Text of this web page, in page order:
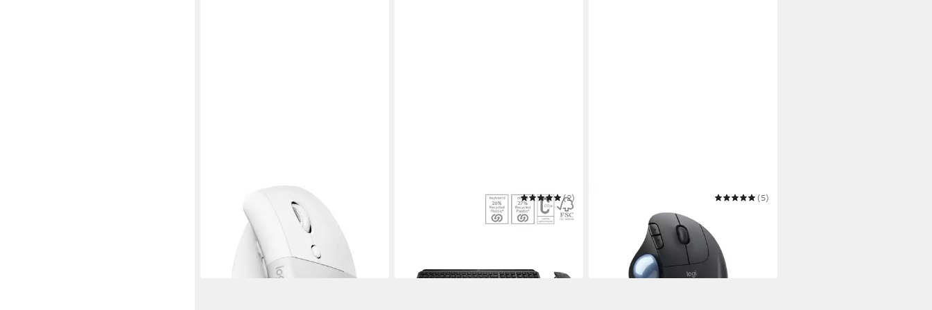
Logitech Lift für Mac, Maus,
(Bluetooth, Maus
ab 69,99 €
in 3-4 Werktagen bei dir
MX Keys S Combo - GRAPHITE - DEU
(2)
ERGO M575 for Business Maus
(5)
in 3-4 Werktagen bei dir